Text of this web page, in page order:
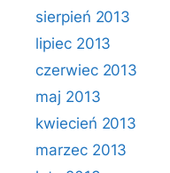
sierpień 2013
lipiec 2013
czerwiec 2013
maj 2013
kwiecień 2013
marzec 2013